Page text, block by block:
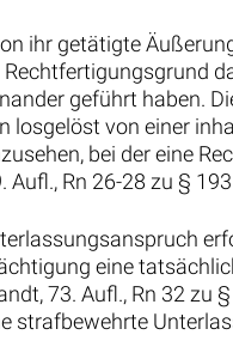
ihr getätigte
geführt haben.
losgelöst von einer
bei der eine
Rn 26-28 zu §
eine
73. Aufl., Rn 32
strafbewehrte